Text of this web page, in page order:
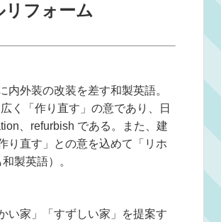
リフォーム
外装の改装を差す和製英語。
く「作り直す」の意であり、日
、refurbish である。また、建
り直す」との意を込めて「リホ
製英語）。
い家」「すずしい家」を提案す